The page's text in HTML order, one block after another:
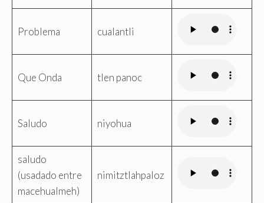
Problema cualantli
Que Onda tlen panoc
Saludo niyohua
saludo
(usadado entre
macehualmeh)
nimitztlahpaloz